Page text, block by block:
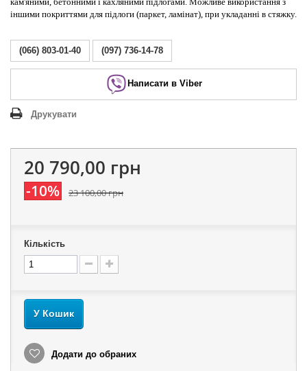
іншими покриттями для підлоги (паркет, ламінат), при укладанні в стяжку.
(066) 803-01-40 (097) 736-14-78
Написати в Viber
Друкувати
20 790,00 грн
-10% 23 100,00 грн
Кількість
У Кошик
Додати до обраних